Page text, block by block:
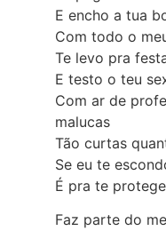
E encho a tua
Com todo o
Te levo pra
E testo o teu
Com ar de
malucas
Tão curtas
Se eu te
É pra te
Faz parte do